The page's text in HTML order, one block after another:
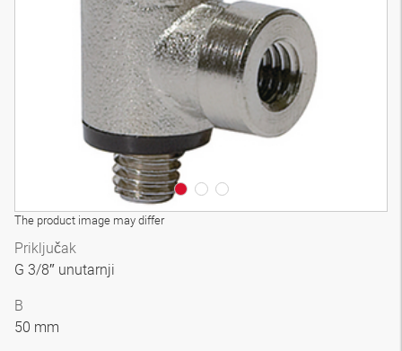
The product image may differ
3D model
Priključak
G 3/8″ unutarnji
B
50 mm